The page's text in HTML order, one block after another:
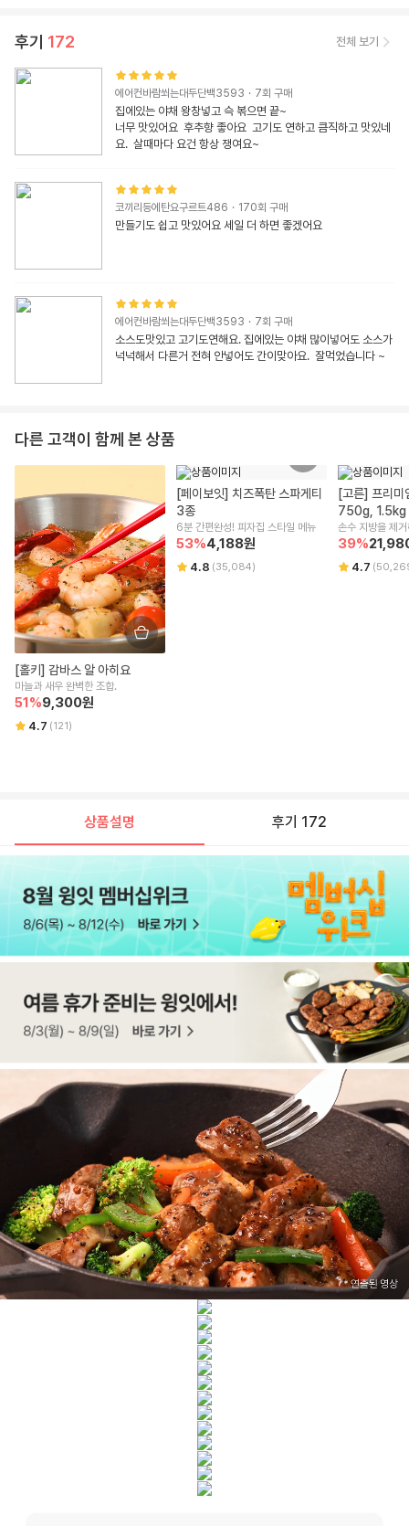
후기 172 전체 보기
에어컨바람쐬는대두단백3593 · 7회 구매
집에있는 야채 왕창넣고 슥 볶으면 끝~
너무 맛있어요  후추향 좋아요  고기도 연하고 큼직하고 맛있네
요.  살때마다 요건 항상 쟁여요~
코끼리등에탄요구르트486 · 170회 구매
만들기도 쉽고 맛있어요 세일 더 하면 좋겠어요
에어컨바람쐬는대두단백3593 · 7회 구매
소스도맛있고 고기도연해요. 집에있는 야채 많이넣어도 소스가
넉넉해서 다른거 전혀 안넣어도 간이맞아요.  잘먹었습니다 ~
다른 고객이 함께 본 상품
[홀키] 감바스 알 아히요
마늘과 새우 완벽한 조합.
51 %9,300원
4.7 (121 )
[페이보잇] 치즈폭탄 스파게티
3종
6분 간편완성! 피자집 스타일 메뉴
53%4,188원
4.8 (35,084)
[고른] 프리미
750g, 1.5kg
손수 지방을 제
39%
4.7 (
상품설명 후기 172